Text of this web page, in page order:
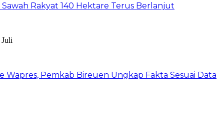
Rakyat 140 Hektare Terus Berlanjut
Wapres, Pemkab Bireuen Ungkap Fakta Sesuai Data